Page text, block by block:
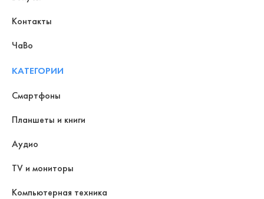
Контакты
ЧаВо
КАТЕГОРИИ
Смартфоны
Планшеты и книги
Аудио
TV и мониторы
Компьютерная техника